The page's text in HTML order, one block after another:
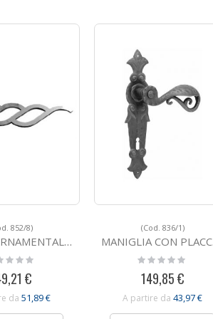
852/8)
IN FERRO BATTUTO 852/8
€
da 51,89 €
(Cod. 836/1)
MANIGLIA CON PLACCA IN FERRO BATTUTO 836/1
Rating:
0%
149,85 €
A partire da 43,97 €